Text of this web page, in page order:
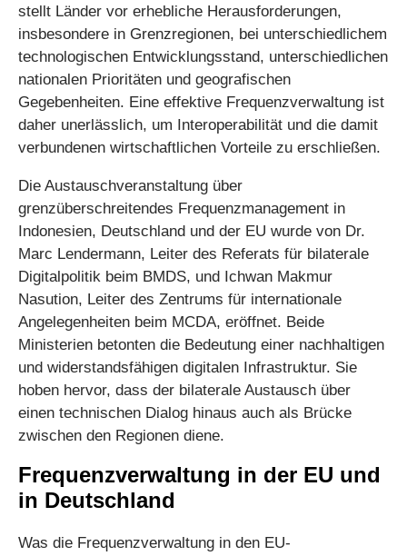
stellt Länder vor erhebliche Herausforderungen,
insbesondere in Grenzregionen, bei unterschiedlichem
technologischen Entwicklungsstand, unterschiedlichen
nationalen Prioritäten und geografischen
Gegebenheiten. Eine effektive Frequenzverwaltung ist
daher unerlässlich, um Interoperabilität und die damit
verbundenen wirtschaftlichen Vorteile zu erschließen.
Die Austauschveranstaltung über
grenzüberschreitendes Frequenzmanagement in
Indonesien, Deutschland und der EU wurde von Dr.
Marc Lendermann, Leiter des Referats für bilaterale
Digitalpolitik beim BMDS, und Ichwan Makmur
Nasution, Leiter des Zentrums für internationale
Angelegenheiten beim MCDA, eröffnet. Beide
Ministerien betonten die Bedeutung einer nachhaltigen
und widerstandsfähigen digitalen Infrastruktur. Sie
hoben hervor, dass der bilaterale Austausch über
einen technischen Dialog hinaus auch als Brücke
zwischen den Regionen diene.
Frequenzverwaltung in der EU und
in Deutschland
Was die Frequenzverwaltung in den EU-